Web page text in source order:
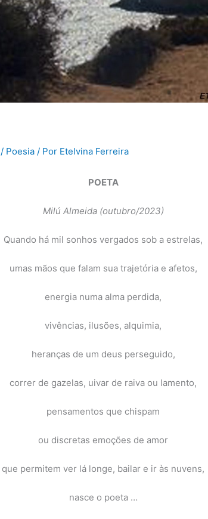
/ Poesia / Por Etelvina Ferreira
POETA
Milú Almeida (outubro/2023)
Quando há mil sonhos vergados sob a estrelas,
umas mãos que falam sua trajetória e afetos,
energia numa alma perdida,
vivências, ilusões, alquimia,
heranças de um deus perseguido,
correr de gazelas, uivar de raiva ou lamento,
pensamentos que chispam
ou discretas emoções de amor
que permitem ver lá longe, bailar e ir às nuvens,
nasce o poeta …